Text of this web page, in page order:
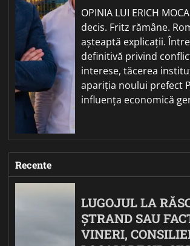
OPINIA LUI ERICH
decis. Fritz rămâne.
așteaptă explicații.
definitivă privind
interese, tăcerea
apariția noului prefect
influența economică
Recente
LUGOJUL LA
ȘTRAND SAU
VINERI,